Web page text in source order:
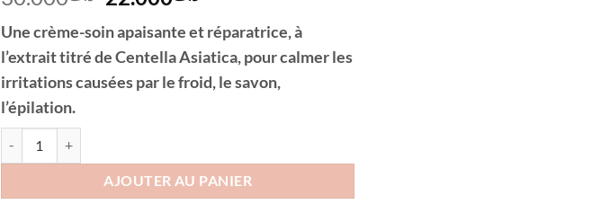
initial
était :
د.ت30.000.
actuel
est :
Une crème-soin apaisante et réparatrice, à
l’extrait titré de Centella Asiatica, pour calmer les
irritations causées par le froid, le savon,
l’épilation.
AJOUTER AU PANIER